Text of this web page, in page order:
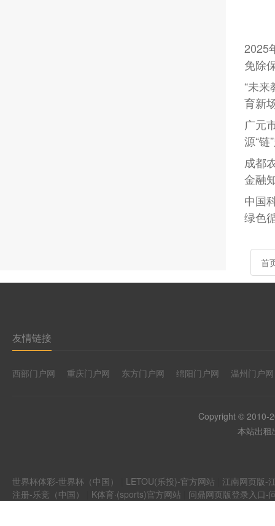
2025
免除
“未
育新
广元
源“链
成都
金融
中国
绿色
首
友情链接
西部门户网 重庆门户网 东方门户网 绵阳门户网 温州门户网
Copyright © 2010-
本站出
世界杯体彩-世界杯（中国） LETOU(乐投)-官方网站
江南网页版-
注册-乐竞（中国）
K体育·(sports)官方网站 问鼎网页版登录入口-